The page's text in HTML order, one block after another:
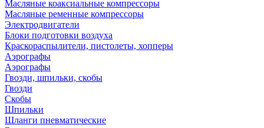
Масляные коаксиальные компрессоры
Масляные ременные компрессоры
Электродвигатели
Блоки подготовки воздуха
Краскораспылители, пистолеты, хопперы
Аэрографы
Аэрографы
Гвозди, шпильки, скобы
Гвозди
Скобы
Шпильки
Шланги пневматические